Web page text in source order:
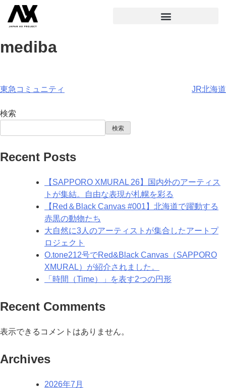
mediba
東急コミュニティ JR北海道
検索
検索
Recent Posts
【SAPPORO XMURAL 26】国内外のアーティス
トが集結。自由な表現が札幌を彩る
【Red＆Black Canvas #001】北海道で躍動する
赤黒の動物たち
大自然に3人のアーティストが集合したアートプ
ロジェクト
O.tone212号でRed&Black Canvas（SAPPORO
XMURAL）が紹介されました。
「時間（Time）」を表す2つの円形
Recent Comments
表示できるコメントはありません。
Archives
2026年7月